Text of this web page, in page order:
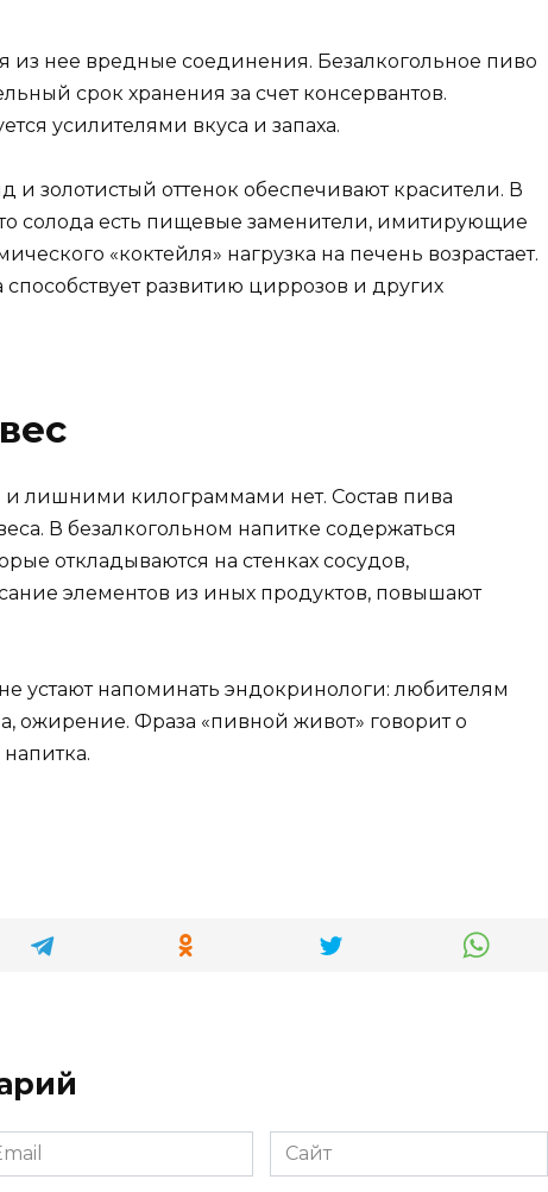
из нее вредные соединения. Безалкогольное пиво
срок хранения за счет консервантов.
усилителями вкуса и запаха.
золотистый оттенок обеспечивают красители. В
солода есть пищевые заменители, имитирующие
«коктейля» нагрузка на печень возрастает.
развитию циррозов и других
лишними килограммами нет. Состав пива
В безалкогольном напитке содержаться
откладываются на стенках сосудов,
элементов из иных продуктов, повышают
устают напоминать эндокринологи: любителям
ожирение. Фраза «пивной живот» говорит о
Сайт